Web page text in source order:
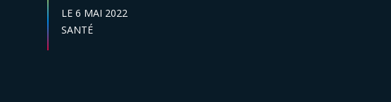
LEDATE DE DÉBUT :
6 MAI 2022
Secteur :
SANTÉ